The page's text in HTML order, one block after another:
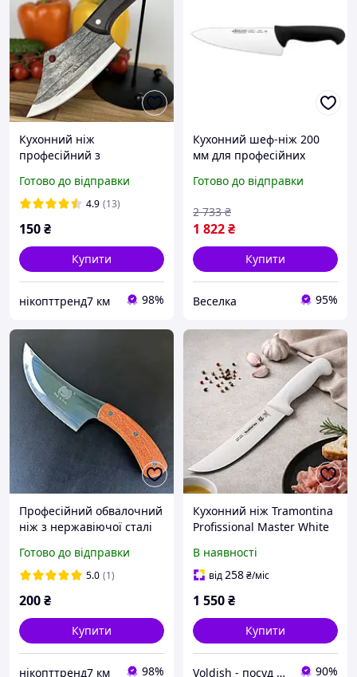
Кухонний ніж
професійний з
обробки м'яса дерев'яна
ручка кухарський 26 см
Готово до відправки
4.9 (13)
150₴
Купити
нікопттренд7 км 98%
Кухонний шеф-ніж 200
мм для професійних
овочів і риби чорний
Готово до відправки
1 822₴
2 733 ₴
Купити
Веселка 95%
Професійний обвалочний
ніж з нержавіючої сталі
кістки з дерев'яною
рукояткою
Готово до відправки
5.0 (1)
200₴
Купити
нікопттренд7 км 98%
Кухонний ніж Tramontina
Profissional Master White
м яса та розділення
24610/088
В наявності
від258₴/міс
1 550₴
Купити
Voldish - посуд оптом та в роздріб 90%